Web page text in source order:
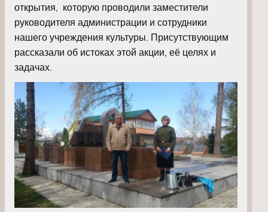
открытия, которую проводили заместители
руководителя администрации и сотрудники
нашего учреждения культуры. Присутствующим
рассказали об истоках этой акции, её целях и
задачах.